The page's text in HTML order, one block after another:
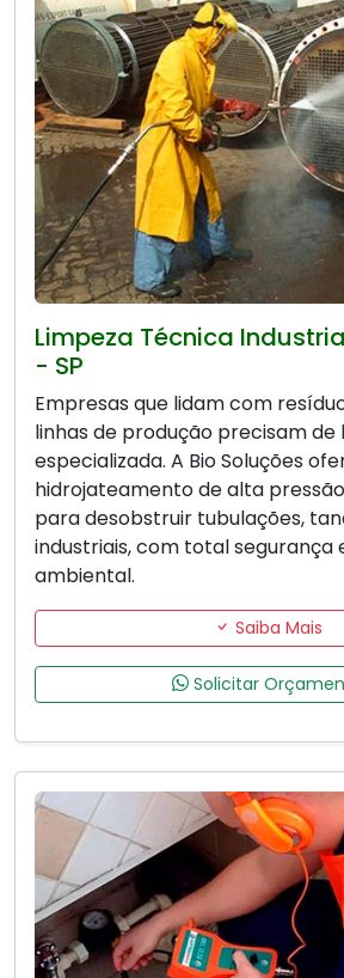
Limpeza Técnica
- SP
Empresas que lidam com
linhas de produção precisam
especializada. A Bio Soluções
hidrojateamento de alta
para desobstruir tubulações,
industriais, com total segurança
ambiental.
Saiba Mais
Solicitar